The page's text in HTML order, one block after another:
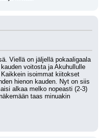
Viellä on jäljellä pokaaligaala
voitosta ja Akuhullulle
isoimmat kiitokset
hienon kauden. Nyt on siis
alkaa melko nopeasti (2-3)
taas minuakin